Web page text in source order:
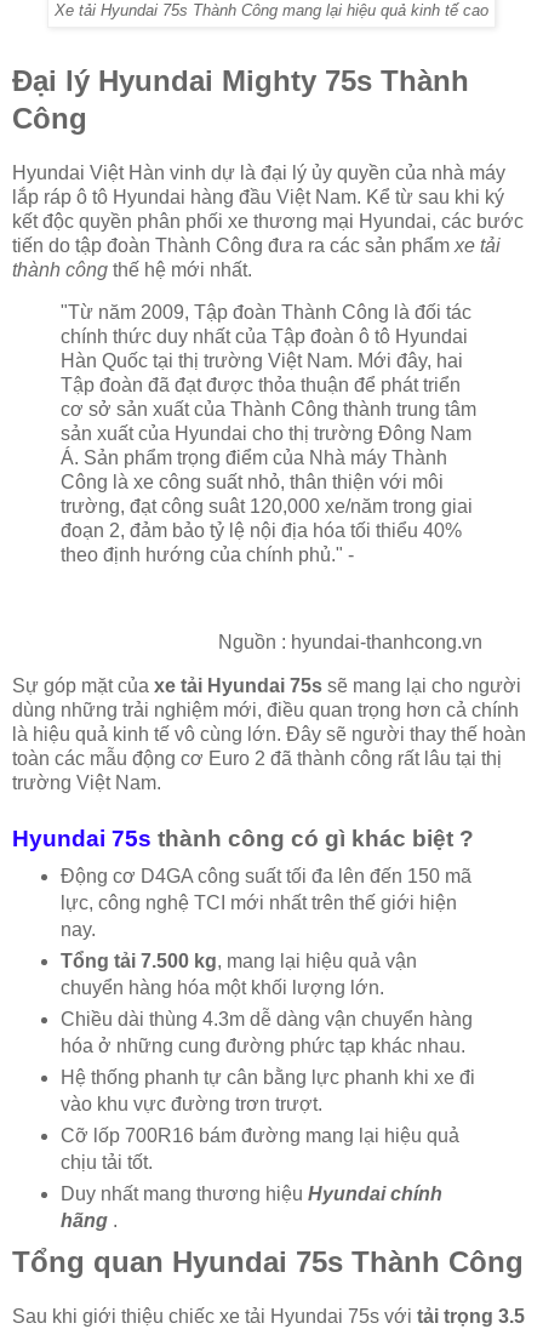
Xe tải Hyundai 75s Thành Công mang lại hiệu quả kinh tế cao
Đại lý Hyundai Mighty 75s Thành
Công
Hyundai Việt Hàn vinh dự là đại lý ủy quyền của nhà máy
lắp ráp ô tô Hyundai hàng đầu Việt Nam. Kể từ sau khi ký
kết độc quyền phân phối xe thương mại Hyundai, các bước
tiến do tập đoàn Thành Công đưa ra các sản phẩm xe tải
thành công thế hệ mới nhất.
"Từ năm 2009, Tập đoàn Thành Công là đối tác
chính thức duy nhất của Tập đoàn ô tô Hyundai
Hàn Quốc tại thị trường Việt Nam. Mới đây, hai
Tập đoàn đã đạt được thỏa thuận để phát triển
cơ sở sản xuất của Thành Công thành trung tâm
sản xuất của Hyundai cho thị trường Đông Nam
Á. Sản phẩm trọng điểm của Nhà máy Thành
Công là xe công suất nhỏ, thân thiện với môi
trường, đạt công suât 120,000 xe/năm trong giai
đoạn 2, đảm bảo tỷ lệ nội địa hóa tối thiểu 40%
theo định hướng của chính phủ." -
Nguồn : hyundai-thanhcong.vn
Sự góp mặt của xe tải Hyundai 75s sẽ mang lại cho người
dùng những trải nghiệm mới, điều quan trọng hơn cả chính
là hiệu quả kinh tế vô cùng lớn. Đây sẽ người thay thế hoàn
toàn các mẫu động cơ Euro 2 đã thành công rất lâu tại thị
trường Việt Nam.
Hyundai 75s thành công có gì khác biệt ?
Động cơ D4GA công suất tối đa lên đến 150 mã
lực, công nghệ TCI mới nhất trên thế giới hiện
nay.
Tổng tải 7.500 kg, mang lại hiệu quả vận
chuyển hàng hóa một khối lượng lớn.
Chiều dài thùng 4.3m dễ dàng vận chuyển hàng
hóa ở những cung đường phức tạp khác nhau.
Hệ thống phanh tự cân bằng lực phanh khi xe đi
vào khu vực đường trơn trượt.
Cỡ lốp 700R16 bám đường mang lại hiệu quả
chịu tải tốt.
Duy nhất mang thương hiệu Hyundai chính
hãng.
Tổng quan Hyundai 75s Thành Công
Sau khi giới thiệu chiếc xe tải Hyundai 75s với tải trọng 3.5